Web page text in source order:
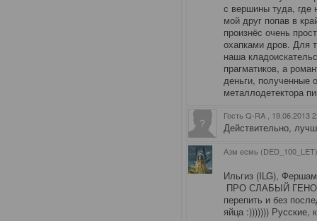
с вершины туда, где
мой друг попав в
произнёс очень
охапками дров. Для
наша
прагматиков, а
деньги, полученные
металлодетектора
Гость Q-RA , 19.06.2013
Действительно,
Азм есмь
Ильгиз (ILG),
ПРО СЛАБЫЙ ГЕНОМ
перепить и без
яйца :))))))) Русские,